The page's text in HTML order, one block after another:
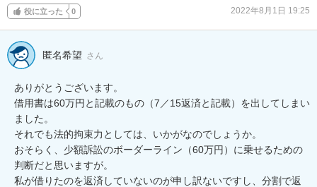
役に立った 0 2022年8月1日 19:25
匿名希望 さん
ありがとうございます。
借用書は60万円と記載のもの（7／15返済と記載）を出してしまい
ました。
それでも法的拘束力としては、いかがなのでしょうか。
おそらく、少額訴訟のボーダーライン（60万円）に乗せるための
判断だと思いますが。
私が借りたのを返済していないのが申し訳ないですし、分割で返